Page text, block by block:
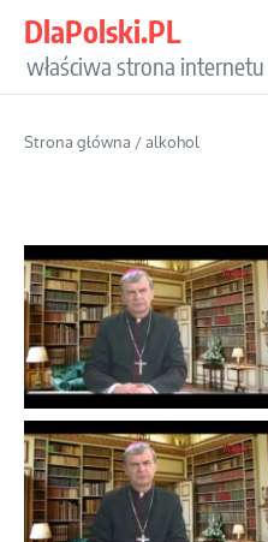
DlaPolski.PL
właściwa strona internetu
Strona główna /alkohol